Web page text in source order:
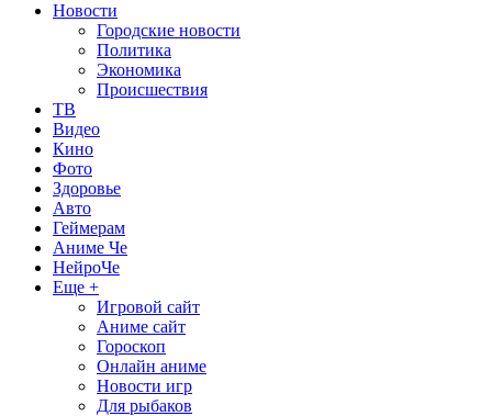
Новости
Городские новости
Политика
Экономика
Происшествия
ТВ
Видео
Кино
Фото
Здоровье
Авто
Геймерам
Аниме Че
НейроЧе
Еще +
Игровой сайт
Аниме сайт
Гороскоп
Онлайн аниме
Новости игр
Для рыбаков